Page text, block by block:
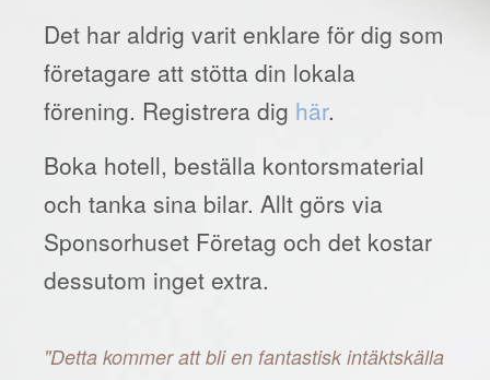
Det har aldrig varit enklare för dig som
företagare att stötta din lokala
förening. Registrera dig här.
Boka hotell, beställa kontorsmaterial
och tanka sina bilar. Allt görs via
Sponsorhuset Företag och det kostar
dessutom inget extra.
"Detta kommer att bli en fantastisk intäktskälla